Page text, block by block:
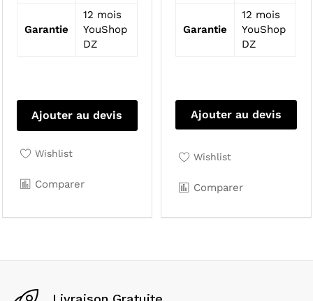
Garantie
12 mois
YouShop
DZ
Ajouter au devis
Wishlist
Comparer
Garantie
12 mois
YouShop
DZ
Ajouter au devis
Wishlist
Comparer